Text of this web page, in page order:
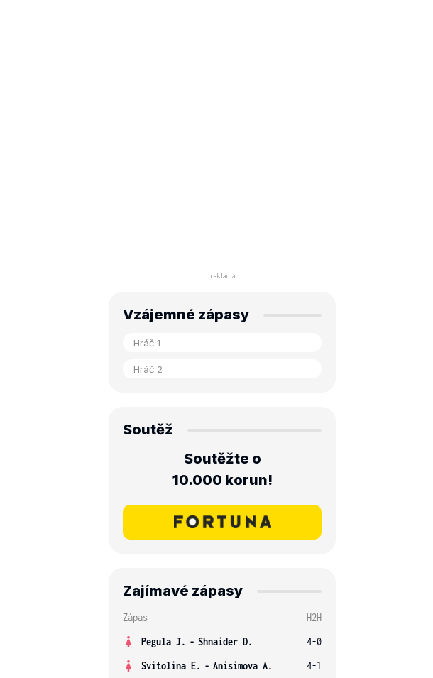
Vzájemné zápasy
Soutěž
Soutěžte o
10.000 korun!
Zajímavé zápasy
Zápas
H2H
Pegula J. - Shnaider D.
4-0
Svitolina E. - Anisimova A.
4-1